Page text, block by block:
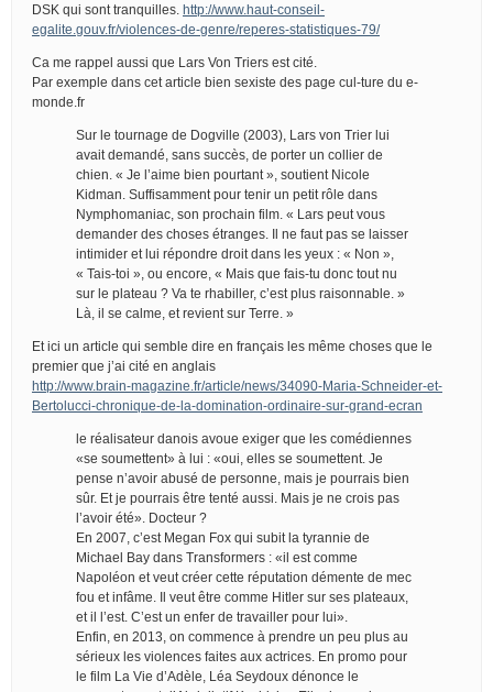
DSK qui sont tranquilles. http://www.haut-conseil-
egalite.gouv.fr/violences-de-genre/reperes-statistiques-79/
Ca me rappel aussi que Lars Von Triers est cité.
Par exemple dans cet article bien sexiste des page cul-ture du e-
monde.fr
Sur le tournage de Dogville (2003), Lars von Trier lui
avait demandé, sans succès, de porter un collier de
chien. « Je l’aime bien pourtant », soutient Nicole
Kidman. Suffisamment pour tenir un petit rôle dans
Nymphomaniac, son prochain film. « Lars peut vous
demander des choses étranges. Il ne faut pas se laisser
intimider et lui répondre droit dans les yeux : « Non »,
« Tais-toi », ou encore, « Mais que fais-tu donc tout nu
sur le plateau ? Va te rhabiller, c’est plus raisonnable. »
Là, il se calme, et revient sur Terre. »
Et ici un article qui semble dire en français les même choses que le
premier que j’ai cité en anglais
http://www.brain-magazine.fr/article/news/34090-Maria-Schneider-et-
Bertolucci-chronique-de-la-domination-ordinaire-sur-grand-ecran
le réalisateur danois avoue exiger que les comédiennes
«se soumettent» à lui : «oui, elles se soumettent. Je
pense n’avoir abusé de personne, mais je pourrais bien
sûr. Et je pourrais être tenté aussi. Mais je ne crois pas
l’avoir été». Docteur ?
En 2007, c’est Megan Fox qui subit la tyrannie de
Michael Bay dans Transformers : «il est comme
Napoléon et veut créer cette réputation démente de mec
fou et infâme. Il veut être comme Hitler sur ses plateaux,
et il l’est. C’est un enfer de travailler pour lui».
Enfin, en 2013, on commence à prendre un peu plus au
sérieux les violences faites aux actrices. En promo pour
le film La Vie d’Adèle, Léa Seydoux dénonce le